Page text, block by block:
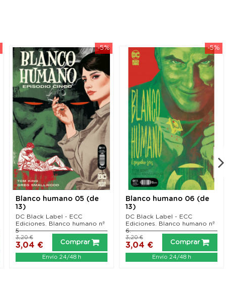
-5%
Blanco humano 05 (de
13)
DC Black Label - ECC
Ediciones. Blanco humano nº
5
3,04 €
3,20 €
Comprar
Envío 24/48 h
-5%
Blanco humano 06 (de
13)
DC Black Label - ECC
Ediciones. Blanco humano nº
6.
3,04 €
3,20 €
Comprar
Envío 24/48 h